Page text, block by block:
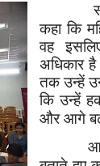
कहा कि
वह
अधिकार
तक उन्हें
कि उन्हें
और आगे